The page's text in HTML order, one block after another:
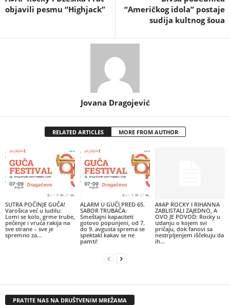
objavili pesmu “Highjack”
“Američkog idola” postaje
sudija kultnog šoua
Jovana Dragojević
RELATED ARTICLES MORE FROM AUTHOR
SUTRA POČINJE GUČA!
Varošica već u ludilu:
Lomi se kolo, grme trube,
pečenje i vruća rakija na
sve strane – sve je
spremno za...
ALARM U GUČI PRED 65.
SABOR TRUBAČA:
Smeštajni kapaciteti
gotovo popunjeni, od 7.
do 9. avgusta sprema se
spektakl kakav se ne
pamti!
A$AP ROCKY I RIHANNA
ZABLISTALI ZAJEDNO, A
OVO JE POVOD: Rocky u
izdanju o kojem svi
pričaju, dok fanovi sa
nestrpljenjem iščekuju da
ih...
PRATITE NAS NA DRUŠTVENIM MREŽAMA